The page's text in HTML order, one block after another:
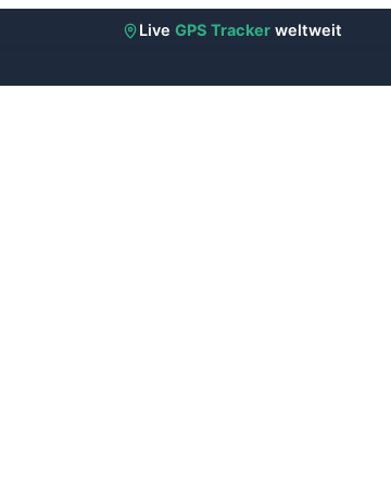
Live GPS Trackerweltweit